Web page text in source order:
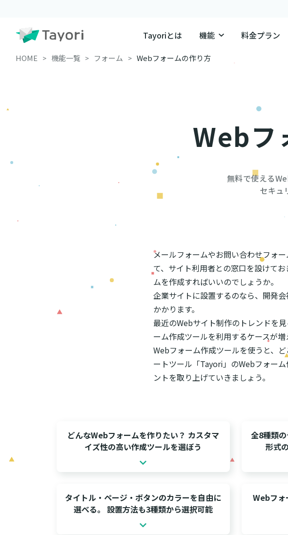
Tayoriとは 機能 料金プラン
HOME 機能一覧 フォーム Webフォームの作り方
Webフ
無料で使える
セキュ
メールフォームやお問い合わせフォ
て、サイト利用者との窓口を設けてお
ムを作成すればいいのでしょうか。
企業サイトに設置するのなら、開発
かかります。
最近のWebサイト制作のトレンドを
ーム作成ツールを利用するケースが増
Webフォーム作成ツールを使うと、
ートツール「Tayori」のWebフォー
ントを取り上げていきましょう。
どんなWebフォームを作りたい？ カスタマ
イズ性の高い作成ツールを選ぼう
全8種類
形式
タイトル・ページ・ボタンのカラーを自由に
選べる。 設置方法も3種類から選択可能
Webフォ